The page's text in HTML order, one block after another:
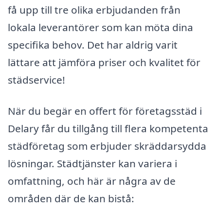
få upp till tre olika erbjudanden från
lokala leverantörer som kan möta dina
specifika behov. Det har aldrig varit
lättare att jämföra priser och kvalitet för
städservice!
När du begär en offert för företagsstäd i
Delary får du tillgång till flera kompetenta
städföretag som erbjuder skräddarsydda
lösningar. Städtjänster kan variera i
omfattning, och här är några av de
områden där de kan bistå: